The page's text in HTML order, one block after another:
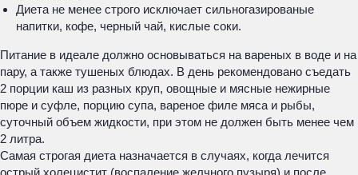
Диета не менее строго исключает сильногазированые
напитки, кофе, черный чай, кислые соки.
Питание в идеале должно основываться на вареных в воде и на
пару, а также тушеных блюдах. В день рекомендовано съедать
2 порции каш из разных круп, овощные и мясные нежирные
пюре и суфле, порцию супа, вареное филе мяса и рыбы,
суточный объем жидкости, при этом не должен быть менее чем
2 литра.
Самая строгая диета назначается в случаях, когда лечится
острый холецистит (воспаление желчного пузыря) и после